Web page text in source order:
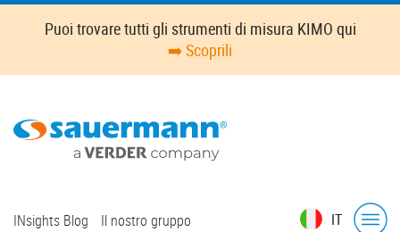
Skip
content
Puoi trovare tutti gli strumenti di misura KIMO qui
➡️ Scoprili
IT
Top
INsights Blog Il nostro gruppo